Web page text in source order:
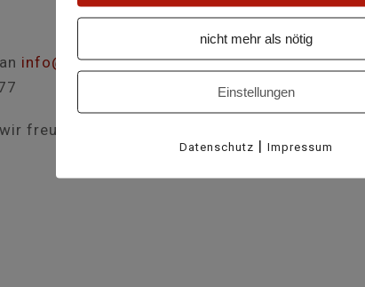
info@medelina.choder
freuen uns auf euch!
nicht mehr als nötig
Einstellungen
Datenschutz | Impressum